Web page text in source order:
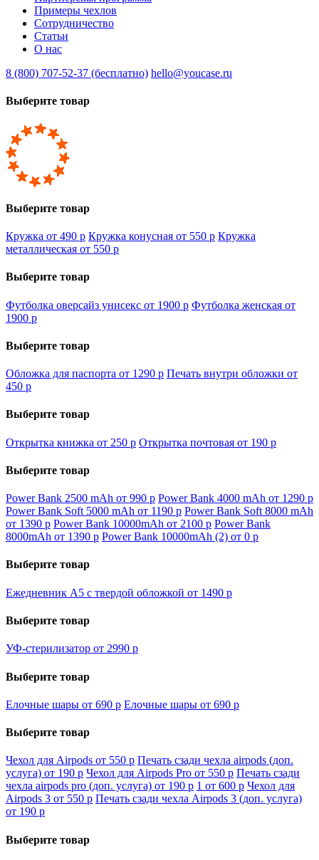
Примеры чехлов
Сотрудничество
Статьи
О нас
8 (800) 707-52-37 (бесплатно) hello@youcase.ru
Выберите товар
Выберите товар
Кружка от 490 p Кружка конусная от 550 p Кружка
металлическая от 550 p
Выберите товар
Футболка оверсайз унисекс от 1900 p Футболка женская от
1900 p
Выберите товар
Обложка для паспорта от 1290 p Печать внутри обложки от
450 p
Выберите товар
Открытка книжка от 250 p Открытка почтовая от 190 p
Выберите товар
Power Bank 2500 mAh от 990 p Power Bank 4000 mAh от 1290 p
Power Bank Soft 5000 mAh от 1190 p Power Bank Soft 8000 mAh
от 1390 p Power Bank 10000mAh от 2100 p Power Bank
8000mAh от 1390 p Power Bank 10000mAh (2) от 0 p
Выберите товар
Ежедневник А5 с твердой обложкой от 1490 p
Выберите товар
УФ-стерилизатор от 2990 p
Выберите товар
Елочные шары от 690 p Елочные шары от 690 p
Выберите товар
Чехол для Airpods от 550 p Печать сзади чехла airpods (доп.
услуга) от 190 p Чехол для Airpods Pro от 550 p Печать сзади
чехла airpods pro (доп. услуга) от 190 p 1 от 600 p Чехол для
Airpods 3 от 550 p Печать сзади чехла Airpods 3 (доп. услуга)
от 190 p
Выберите товар